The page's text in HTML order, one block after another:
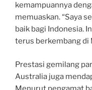
kemampuannya
memuaskan. “Saya
baik bagi Indonesia.
terus berkembang di
Prestasi gemilang
Australia juga